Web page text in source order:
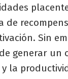
de
Sin
generar
la